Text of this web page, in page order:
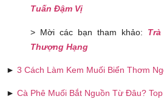
Tuấn Đậm Vị
> Mời các bạn tham khảo:
Thượng Hạng
► 3 Cách Làm Kem Muối Biển Thơm
► Cà Phê Muối Bắt Nguồn Từ Đâu?